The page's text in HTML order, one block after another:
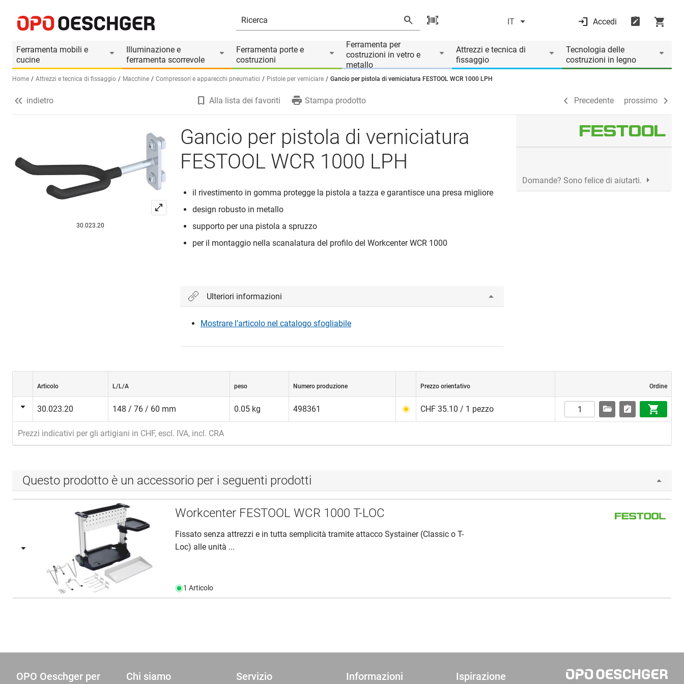
IT Accedi
Ferramenta mobili e
cucine
Illuminazione e
ferramenta scorrevole
Ferramenta porte e
costruzioni
Ferramenta per
costruzioni in vetro e
metallo
Attrezzi e tecnica di
fissaggio
Tecnologia delle
costruzioni in legno
Seleziona una lingua (IT)
Home Attrezzi e tecnica di fissaggio Macchine Compressori e apparecchi pneumatici Pistole per verniciare Gancio per pistola di verniciatura FESTOOL WCR 1000 LPH
Informazioni prodotto
Il prodotto è accessorio di Precedente prossimo
indietro Alla lista dei favoriti Stampa prodotto Precedente prossimo
30.023.20
Gancio per pistola di verniciatura
FESTOOL WCR 1000 LPH
il rivestimento in gomma protegge la pistola a tazza e garantisce una presa migliore
design robusto in metallo
supporto per una pistola a spruzzo
per il montaggio nella scanalatura del profilo del Workcenter WCR 1000
Ulteriori informazioni
Mostrare l’articolo nel catalogo sfogliabile
Domande? Sono felice di aiutarti.
Articolo L/L/A peso Numero produzione Prezzo orientativo Ordine
30.023.20 148 / 76 / 60 mm 0.05 kg 498361 CHF 35.10 / 1 pezzo
Prezzi indicativi per gli artigiani in CHF, escl. IVA, incl. CRA
Questo prodotto è un accessorio per i seguenti prodotti
Workcenter FESTOOL WCR 1000 T-LOC
Fissato senza attrezzi e in tutta semplicità tramite attacco Systainer (Classic o T-
Loc) alle unità ...
1 Articolo
OPO Oeschger per Chi siamo Servizio Informazioni Ispirazione